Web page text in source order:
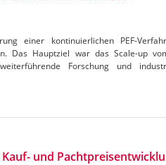
einer kontinuierlichen PEF-
Das Hauptziel war das Scale-up
Forschung und
und